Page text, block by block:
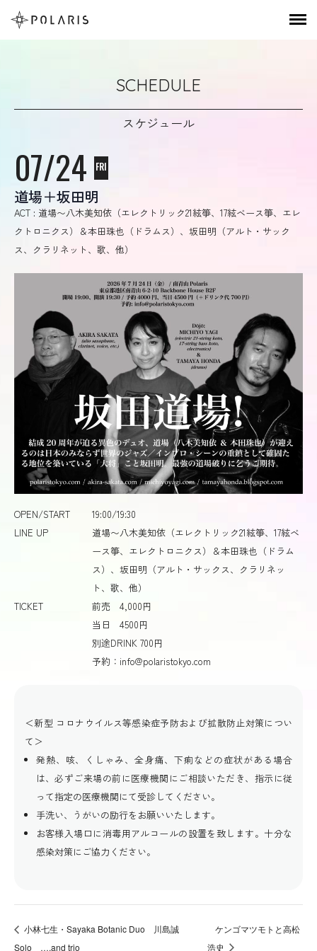
SCHEDULE
スケジュール
07/24 FRI
道場＋坂田明
ACT : 道場〜八木美知依（エレクトリック21絃箏、17絃ベース箏、エレ
クトロニクス）＆本田珠也（ドラムス）、坂田明（アルト・サック
ス、クラリネット、歌、他）
OPEN/START
19:00/19:30
LINE UP
道場〜八木美知依（エレクトリック21絃箏、17絃ベ
ース箏、エレクトロニクス）＆本田珠也（ドラム
ス）、坂田明（アルト・サックス、クラリネッ
ト、歌、他）
TICKET
前売 4,000円
当日 4500円
別途DRINK 700円
予約：info@polaristokyo.com
＜新型 コロナウイルス等感染症予防および拡散防止対策につい
て＞
発熱、咳、くしゃみ、全身痛、下痢などの症状がある場合
は、必ずご来場の前に医療機関にご相談いただき、指示に従
って指定の医療機関にて受診してください。
手洗い、うがいの励行をお願いいたします。
お客様入場口に消毒用アルコールの設置を致します。十分な
感染対策にご協力ください。
小林七生・Sayaka Botanic Duo 川島誠
Solo ….and trio
ケンゴマツモトと高松
浩史